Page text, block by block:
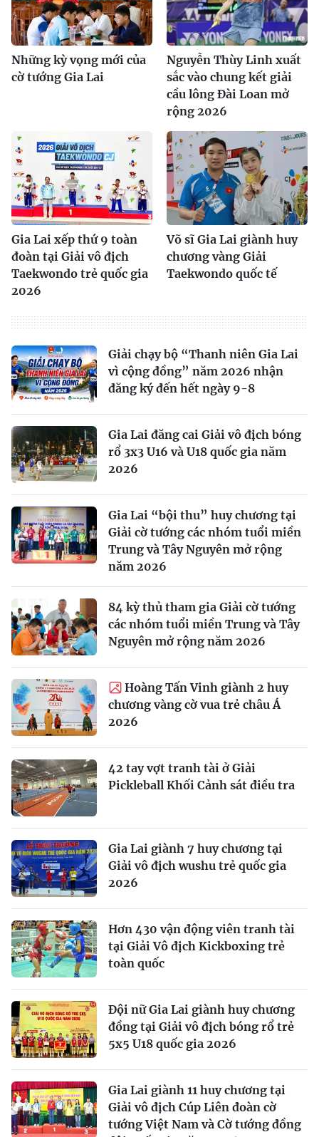
Những kỳ vọng mới của
cờ tướng Gia Lai
Nguyễn Thùy Linh xuất
sắc vào chung kết giải
cầu lông Đài Loan mở
rộng 2026
Gia Lai xếp thứ 9 toàn
đoàn tại Giải vô địch
Taekwondo trẻ quốc gia
2026
Võ sĩ Gia Lai giành huy
chương vàng Giải
Taekwondo quốc tế
Giải chạy bộ “Thanh niên Gia Lai
vì cộng đồng” năm 2026 nhận
đăng ký đến hết ngày 9-8
Gia Lai đăng cai Giải vô địch bóng
rổ 3x3 U16 và U18 quốc gia năm
2026
Gia Lai “bội thu” huy chương tại
Giải cờ tướng các nhóm tuổi miền
Trung và Tây Nguyên mở rộng
năm 2026
84 kỳ thủ tham gia Giải cờ tướng
các nhóm tuổi miền Trung và Tây
Nguyên mở rộng năm 2026
Hoàng Tấn Vinh giành 2 huy
chương vàng cờ vua trẻ châu Á
2026
42 tay vợt tranh tài ở Giải
Pickleball Khối Cảnh sát điều tra
Gia Lai giành 7 huy chương tại
Giải vô địch wushu trẻ quốc gia
2026
Hơn 430 vận động viên tranh tài
tại Giải Vô địch Kickboxing trẻ
toàn quốc
Đội nữ Gia Lai giành huy chương
đồng tại Giải vô địch bóng rổ trẻ
5x5 U18 quốc gia 2026
Gia Lai giành 11 huy chương tại
Giải vô địch Cúp Liên đoàn cờ
tướng Việt Nam và Cờ tướng đồng